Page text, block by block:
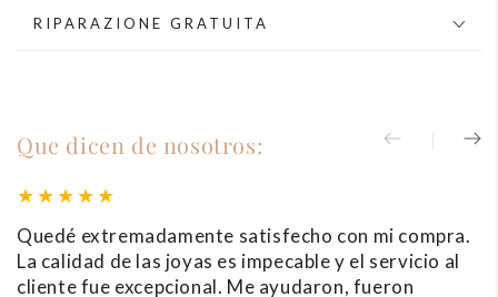
de
de
RIPARAZIONE GRATUITA
Que dicen de nosotros:
Quedé extremadamente satisfecho con mi compra.
La calidad de las joyas es impecable y el servicio al
cliente fue excepcional. Me ayudaron, fueron